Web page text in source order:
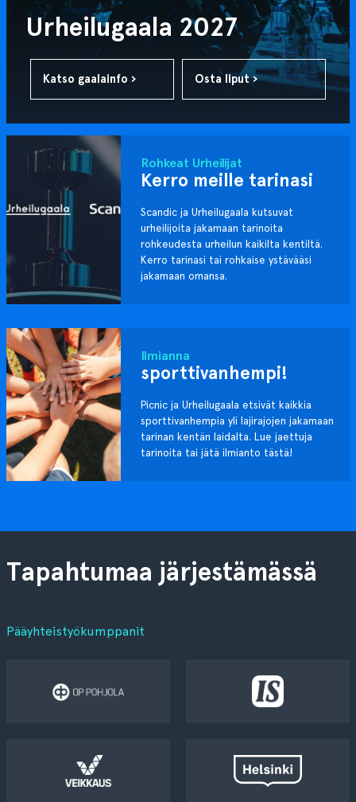
Urheilugaala 2027
Katso gaalainfo › Osta liput ›
Rohkeat Urheilijat
Kerro meille tarinasi
Scandic ja Urheilugaala kutsuvat
urheilijoita jakamaan tarinoita
rohkeudesta urheilun kaikilta kentiltä.
Kerro tarinasi tai rohkaise ystävääsi
jakamaan omansa.
Ilmianna
sporttivanhempi!
Picnic ja Urheilugaala etsivät kaikkia
sporttivanhempia yli lajirajojen jakamaan
tarinan kentän laidalta. Lue jaettuja
tarinoita tai jätä ilmianto tästä!
Tapahtumaa järjestämässä
Pääyhteistyökumppanit